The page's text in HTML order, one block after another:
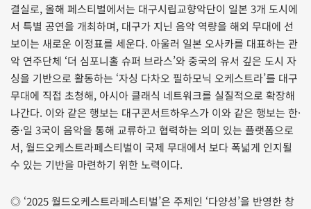
결실로, 올해 페스티벌에서는 대구시립교향악단이 일본 3개 도시에
서 특별 공연을 개최하며, 대구가 지닌 음악 역량을 해외 무대에 선
보이는 새로운 이정표를 세운다. 아울러 일본 오사카를 대표하는 관
악 연주단체 ‘더 심포니홀 슈퍼 브라스’와 중국의 유서 깊은 도시 자
싱을 기반으로 활동하는 ‘자싱 다차오 필하모닉 오케스트라’를 대구
무대에 직접 초청해, 아시아 클래식 네트워크를 실질적으로 확장해
나간다. 이와 같은 행보는 대구콘서트하우스가 이와 같은 행보는 한·
중·일 3국이 음악을 통해 교류하고 협력하는 의미 있는 플랫폼으로
서, 월드오케스트라페스티벌이 국제 무대에서 보다 폭넓게 인지될
수 있는 기반을 마련하기 위한 노력이다.
◎ ‘2025 월드오케스트라페스티벌’은 주제인 ‘다양성’을 반영한 창